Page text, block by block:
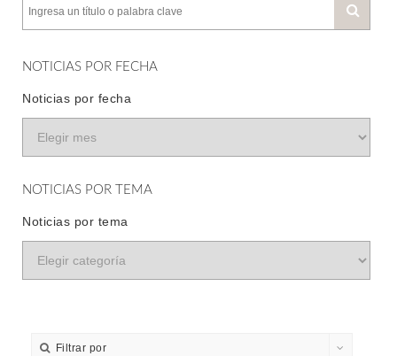
NOTICIAS POR FECHA
Noticias por fecha
NOTICIAS POR TEMA
Noticias por tema
Filtrar por